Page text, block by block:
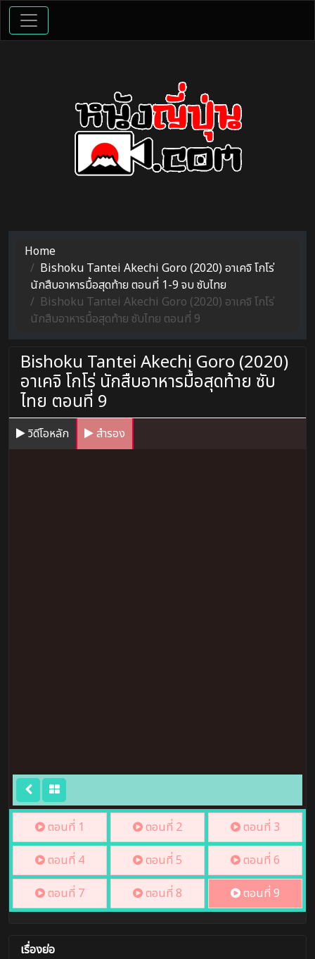
Home
Bishoku Tantei Akechi Goro (2020) อาเคจิ โกโร่
นักสืบอาหารมื้อสุดท้าย ตอนที่ 1-9 จบ ซับไทย
Bishoku Tantei Akechi Goro (2020) อาเคจิ โกโร่
นักสืบอาหารมื้อสุดท้าย ซับไทย ตอนที่ 9
Bishoku Tantei Akechi Goro (2020)
อาเคจิ โกโร่ นักสืบอาหารมื้อสุดท้าย ซับ
ไทย ตอนที่ 9
วิดีโอหลัก สำรอง
ตอนที่ 1 ตอนที่ 2
ตอนที่ 3
ตอนที่ 4
ตอนที่ 5
ตอนที่ 6
ตอนที่ 7
ตอนที่ 8 ตอนที่ 9
เรื่องย่อ